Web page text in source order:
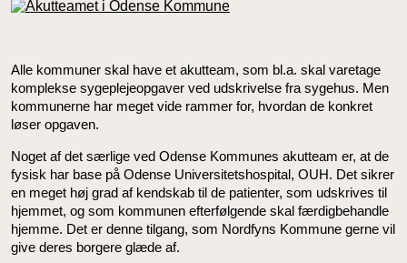
Alle kommuner skal have et akutteam, som bl.a. skal varetage
komplekse sygeplejeopgaver ved udskrivelse fra sygehus. Men
kommunerne har meget vide rammer for, hvordan de konkret
løser opgaven.
Noget af det særlige ved Odense Kommunes akutteam er, at de
fysisk har base på Odense Universitetshospital, OUH. Det sikrer
en meget høj grad af kendskab til de patienter, som udskrives til
hjemmet, og som kommunen efterfølgende skal færdigbehandle
hjemme. Det er denne tilgang, som Nordfyns Kommune gerne vil
give deres borgere glæde af.